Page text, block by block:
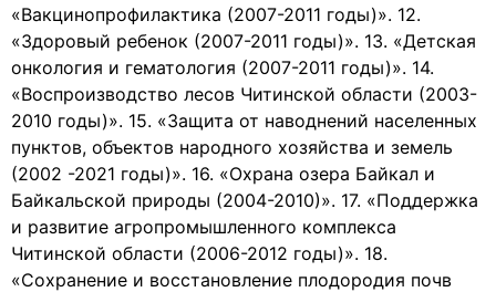
«Вакцинопрофилактика (2007-2011 годы)». 12.
«Здоровый ребенок (2007-2011 годы)». 13. «Детская
онкология и гематология (2007-2011 годы)». 14.
«Воспроизводство лесов Читинской области (2003-
2010 годы)». 15. «Защита от наводнений населенных
пунктов, объектов народного хозяйства и земель
(2002 -2021 годы)». 16. «Охрана озера Байкал и
Байкальской природы (2004-2010)». 17. «Поддержка
и развитие агропромышленного комплекса
Читинской области (2006-2012 годы)». 18.
«Сохранение и восстановление плодородия почв